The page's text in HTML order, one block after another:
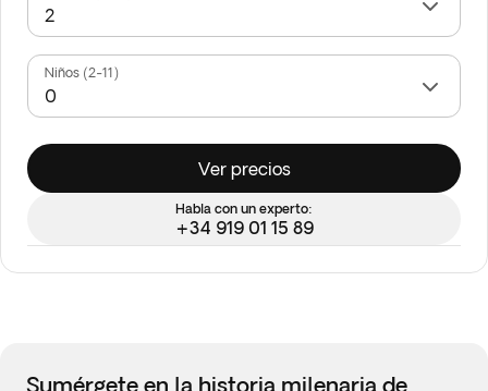
Niños (2-11)
Ver precios
Habla con un experto:
+34 919 01 15 89
Sumérgete en la historia milenaria de